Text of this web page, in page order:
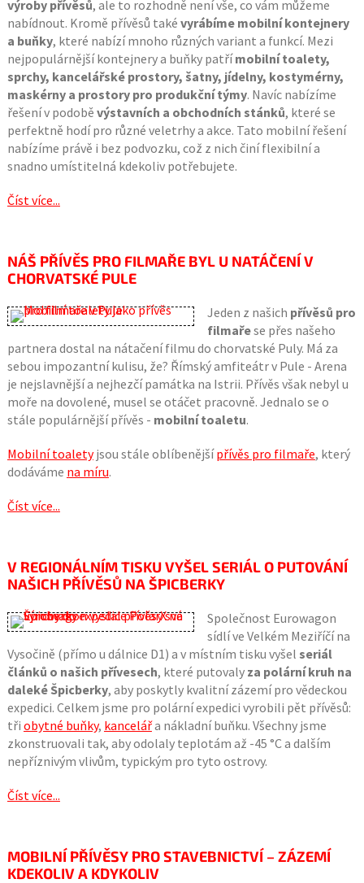
výroby přívěsů, ale to rozhodně není vše, co vám můžeme
nabídnout. Kromě přívěsů také vyrábíme mobilní kontejnery
a buňky, které nabízí mnoho různých variant a funkcí. Mezi
nejpopulárnější kontejnery a buňky patřímobilní toalety,
sprchy, kancelářské prostory, šatny, jídelny, kostymérny,
maskérny a prostory pro produkční týmy. Navíc nabízíme
řešení v podobě výstavních a obchodních stánků, které se
perfektně hodí pro různé veletrhy a akce. Tato mobilní řešení
nabízíme právě i bez podvozku, což z nich činí flexibilní a
snadno umístitelná kdekoliv potřebujete.
Číst více...
NÁŠ PŘÍVĚS PRO FILMAŘE BYL U NATÁČENÍ V
CHORVATSKÉ PULE
Jeden z našich přívěsů pro
filmařese přes našeho
partnera dostal na nátačení filmu do chorvatské Puly. Má za
sebou impozantní kulisu, že? Římský amfiteátr v Pule - Arena
je nejslavnější a nejhezčí památka na Istrii. Přívěs však nebyl u
moře na dovolené, musel se otáčet pracovně. Jednalo se o
stále populárnější přívěs - mobilní toaletu.
Mobilní toaletyjsou stále oblíbenějšípřívěs pro filmaře, který
dodáváme na míru.
Číst více...
V REGIONÁLNÍM TISKU VYŠEL SERIÁL O PUTOVÁNÍ
NAŠICH PŘÍVĚSŮ NA ŠPICBERKY
Společnost Eurowagon
sídlí ve Velkém Meziříčí na
Vysočině (přímo u dálnice D1) a v místním tisku vyšel seriál
článků o našich přívesech, které putovaly za polární kruh na
daleké Špicberky, aby poskytly kvalitní zázemí pro vědeckou
expedici. Celkem jsme pro polární expedici vyrobili pět přívěsů:
tři obytné buňky, kancelářa nákladní buňku. Všechny jsme
zkonstruovali tak, aby odolaly teplotám až -45 °C a dalším
nepříznivým vlivům, typickým pro tyto ostrovy.
Číst více...
MOBILNÍ PŘÍVĚSY PRO STAVEBNICTVÍ – ZÁZEMÍ
KDEKOLIV A KDYKOLIV